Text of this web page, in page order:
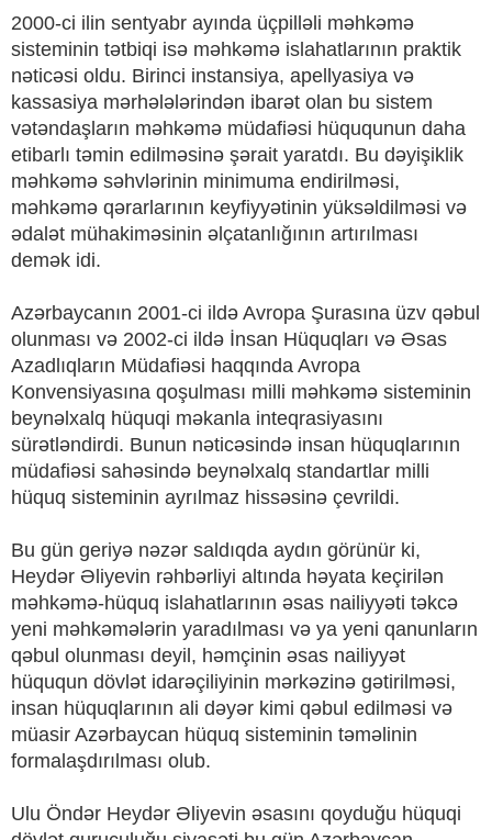
2000-ci ilin sentyabr ayında üçpilləli məhkəmə
sisteminin tətbiqi isə məhkəmə islahatlarının praktik
nəticəsi oldu. Birinci instansiya, apellyasiya və
kassasiya mərhələlərindən ibarət olan bu sistem
vətəndaşların məhkəmə müdafiəsi hüququnun daha
etibarlı təmin edilməsinə şərait yaratdı. Bu dəyişiklik
məhkəmə səhvlərinin minimuma endirilməsi,
məhkəmə qərarlarının keyfiyyətinin yüksəldilməsi və
ədalət mühakiməsinin əlçatanlığının artırılması
demək idi.
Azərbaycanın 2001-ci ildə Avropa Şurasına üzv qəbul
olunması və 2002-ci ildə İnsan Hüquqları və Əsas
Azadlıqların Müdafiəsi haqqında Avropa
Konvensiyasına qoşulması milli məhkəmə sisteminin
beynəlxalq hüquqi məkanla inteqrasiyasını
sürətləndirdi. Bunun nəticəsində insan hüquqlarının
müdafiəsi sahəsində beynəlxalq standartlar milli
hüquq sisteminin ayrılmaz hissəsinə çevrildi.
Bu gün geriyə nəzər saldıqda aydın görünür ki,
Heydər Əliyevin rəhbərliyi altında həyata keçirilən
məhkəmə-hüquq islahatlarının əsas nailiyyəti təkcə
yeni məhkəmələrin yaradılması və ya yeni qanunların
qəbul olunması deyil, həmçinin əsas nailiyyət
hüququn dövlət idarəçiliyinin mərkəzinə gətirilməsi,
insan hüquqlarının ali dəyər kimi qəbul edilməsi və
müasir Azərbaycan hüquq sisteminin təməlinin
formalaşdırılması olub.
Ulu Öndər Heydər Əliyevin əsasını qoyduğu hüquqi